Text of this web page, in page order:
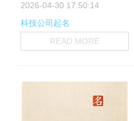
2026-04-30 17:50:14
科技公司起名
READ MORE